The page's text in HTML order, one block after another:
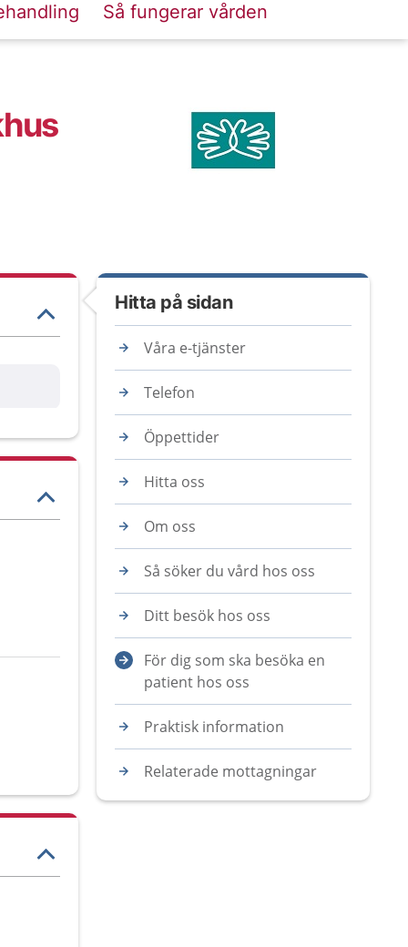
Så fungerar vården
Hitta på sidan
Våra e-tjänster
Telefon
Öppettider
Hitta oss
Om oss
Så söker du vård hos oss
Ditt besök hos oss
För dig som ska besöka en
patient hos oss
Praktisk information
Relaterade mottagningar